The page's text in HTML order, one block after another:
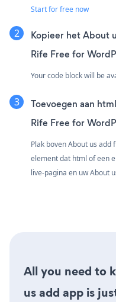
Start for free now
Kopieer het About
Rife Free for
Your code block will be
Toevoegen aan
Rife Free for
Plak boven About us add
element dat html of een
live-pagina en uw About
All you need to
us add app is